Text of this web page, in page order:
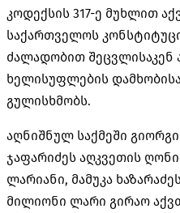
კოდექსის 317-ე მუხლით
საქართველოს
ძალადობით შეცვლისაკენ
ხელისუფლების
გულისხმობს.
აღნიშნულ საქმეში
ჯაფარიძეს აღკვეთის
ლარიანი, მამუკა
მილიონი ლარი გირაო